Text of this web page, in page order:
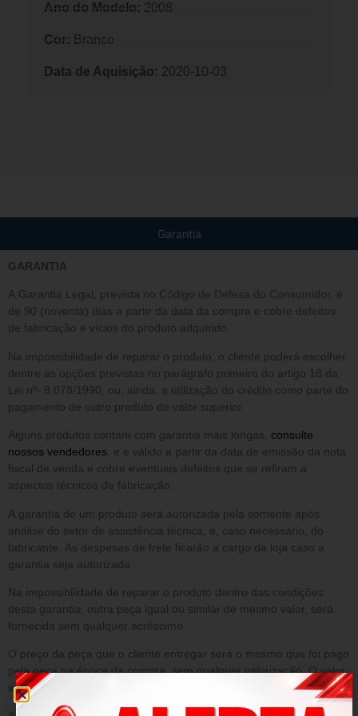
Ano do Modelo: 2008
Cor: Branco
Data de Aquisição: 2020-10-03
Garantia
GARANTIA
A Garantia Legal, prevista no Código de Defesa do Consumidor, é
de 90 (noventa) dias a partir da data da compra e cobre defeitos
de fabricação e vícios do produto adquirido.
Na impossibilidade de reparar o produto, o cliente poderá escolher
dentre as opções previstas no parágrafo primeiro do artigo 18 da
Lei nº- 8.078/1990, ou, ainda, a utilização do crédito como parte do
pagamento de outro produto de valor superior.
Alguns produtos contam com garantia mais longas, consulte
nossos vendedores , e é válido a partir da data de emissão da nota
fiscal de venda e cobre eventuais defeitos que se refiram a
aspectos técnicos de fabricação.
A garantia de um produto será autorizada pela somente após
análise do setor de assistência técnica, e, caso necessário, do
fabricante. As despesas de frete ficarão a cargo da loja caso a
garantia seja autorizada.
Na impossibilidade de reparar o produto dentro das condições
desta garantia, outra peça igual ou similar de mesmo valor, será
fornecida sem qualquer acréscimo.
O preço da peça que o cliente entregar será o mesmo que foi pago
pela peça na época da compra, sem qualquer valorização. O valor
será o que constar no sistema da loja.